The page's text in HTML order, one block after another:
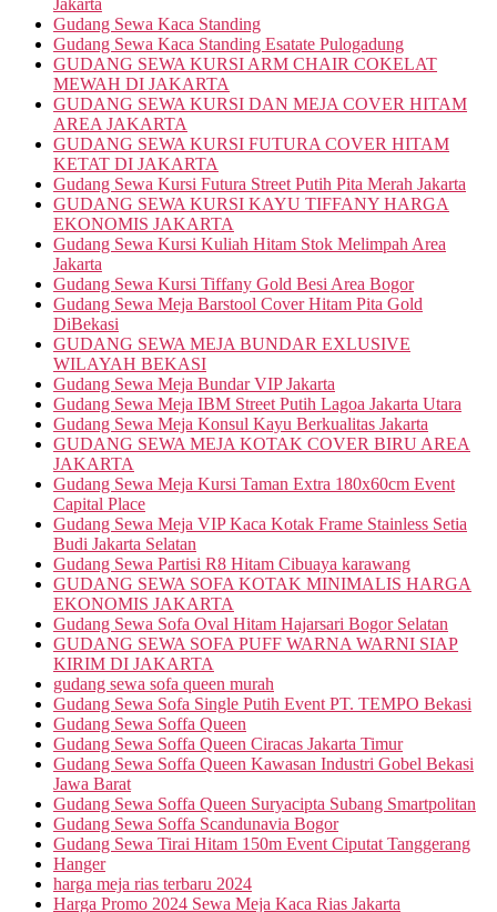
Gudang Sewa Kaca Standing
Gudang Sewa Kaca Standing Esatate Pulogadung
GUDANG SEWA KURSI ARM CHAIR COKELAT
MEWAH DI JAKARTA
GUDANG SEWA KURSI DAN MEJA COVER HITAM
AREA JAKARTA
GUDANG SEWA KURSI FUTURA COVER HITAM
KETAT DI JAKARTA
Gudang Sewa Kursi Futura Street Putih Pita Merah Jakarta
GUDANG SEWA KURSI KAYU TIFFANY HARGA
EKONOMIS JAKARTA
Gudang Sewa Kursi Kuliah Hitam Stok Melimpah Area
Jakarta
Gudang Sewa Kursi Tiffany Gold Besi Area Bogor
Gudang Sewa Meja Barstool Cover Hitam Pita Gold
DiBekasi
GUDANG SEWA MEJA BUNDAR EXLUSIVE
WILAYAH BEKASI
Gudang Sewa Meja Bundar VIP Jakarta
Gudang Sewa Meja IBM Street Putih Lagoa Jakarta Utara
Gudang Sewa Meja Konsul Kayu Berkualitas Jakarta
GUDANG SEWA MEJA KOTAK COVER BIRU AREA
JAKARTA
Gudang Sewa Meja Kursi Taman Extra 180x60cm Event
Capital Place
Gudang Sewa Meja VIP Kaca Kotak Frame Stainless Setia
Budi Jakarta Selatan
Gudang Sewa Partisi R8 Hitam Cibuaya karawang
GUDANG SEWA SOFA KOTAK MINIMALIS HARGA
EKONOMIS JAKARTA
Gudang Sewa Sofa Oval Hitam Hajarsari Bogor Selatan
GUDANG SEWA SOFA PUFF WARNA WARNI SIAP
KIRIM DI JAKARTA
gudang sewa sofa queen murah
Gudang Sewa Sofa Single Putih Event PT. TEMPO Bekasi
Gudang Sewa Soffa Queen
Gudang Sewa Soffa Queen Ciracas Jakarta Timur
Gudang Sewa Soffa Queen Kawasan Industri Gobel Bekasi
Jawa Barat
Gudang Sewa Soffa Queen Suryacipta Subang Smartpolitan
Gudang Sewa Soffa Scandunavia Bogor
Gudang Sewa Tirai Hitam 150m Event Ciputat Tanggerang
Hanger
harga meja rias terbaru 2024
Harga Promo 2024 Sewa Meja Kaca Rias Jakarta